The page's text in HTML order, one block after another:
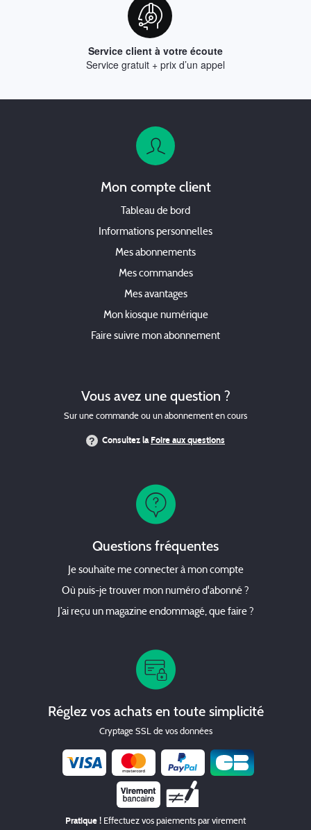
Service client à votre écoute
Service gratuit + prix d’un appel
Mon compte client
Tableau de bord
Informations personnelles
Mes abonnements
Mes commandes
Mes avantages
Mon kiosque numérique
Faire suivre mon abonnement
Vous avez une question ?
Sur une commande ou un abonnement en cours
Consultez laFoire aux questions
Questions fréquentes
Je souhaite me connecter à mon compte
Où puis-je trouver mon numéro d'abonné ?
J’ai reçu un magazine endommagé, que faire ?
Réglez vos achats en toute simplicité
Cryptage SSL de vos données
Chèque
Pratique ! Effectuez vos paiements par virement